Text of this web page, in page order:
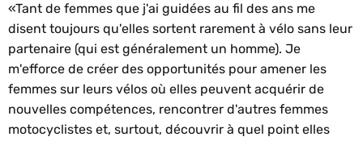
«Tant de femmes que j'ai guidées au fil des ans me
disent toujours qu'elles sortent rarement à vélo sans leur
partenaire (qui est généralement un homme). Je
m'efforce de créer des opportunités pour amener les
femmes sur leurs vélos où elles peuvent acquérir de
nouvelles compétences, rencontrer d'autres femmes
motocyclistes et, surtout, découvrir à quel point elles